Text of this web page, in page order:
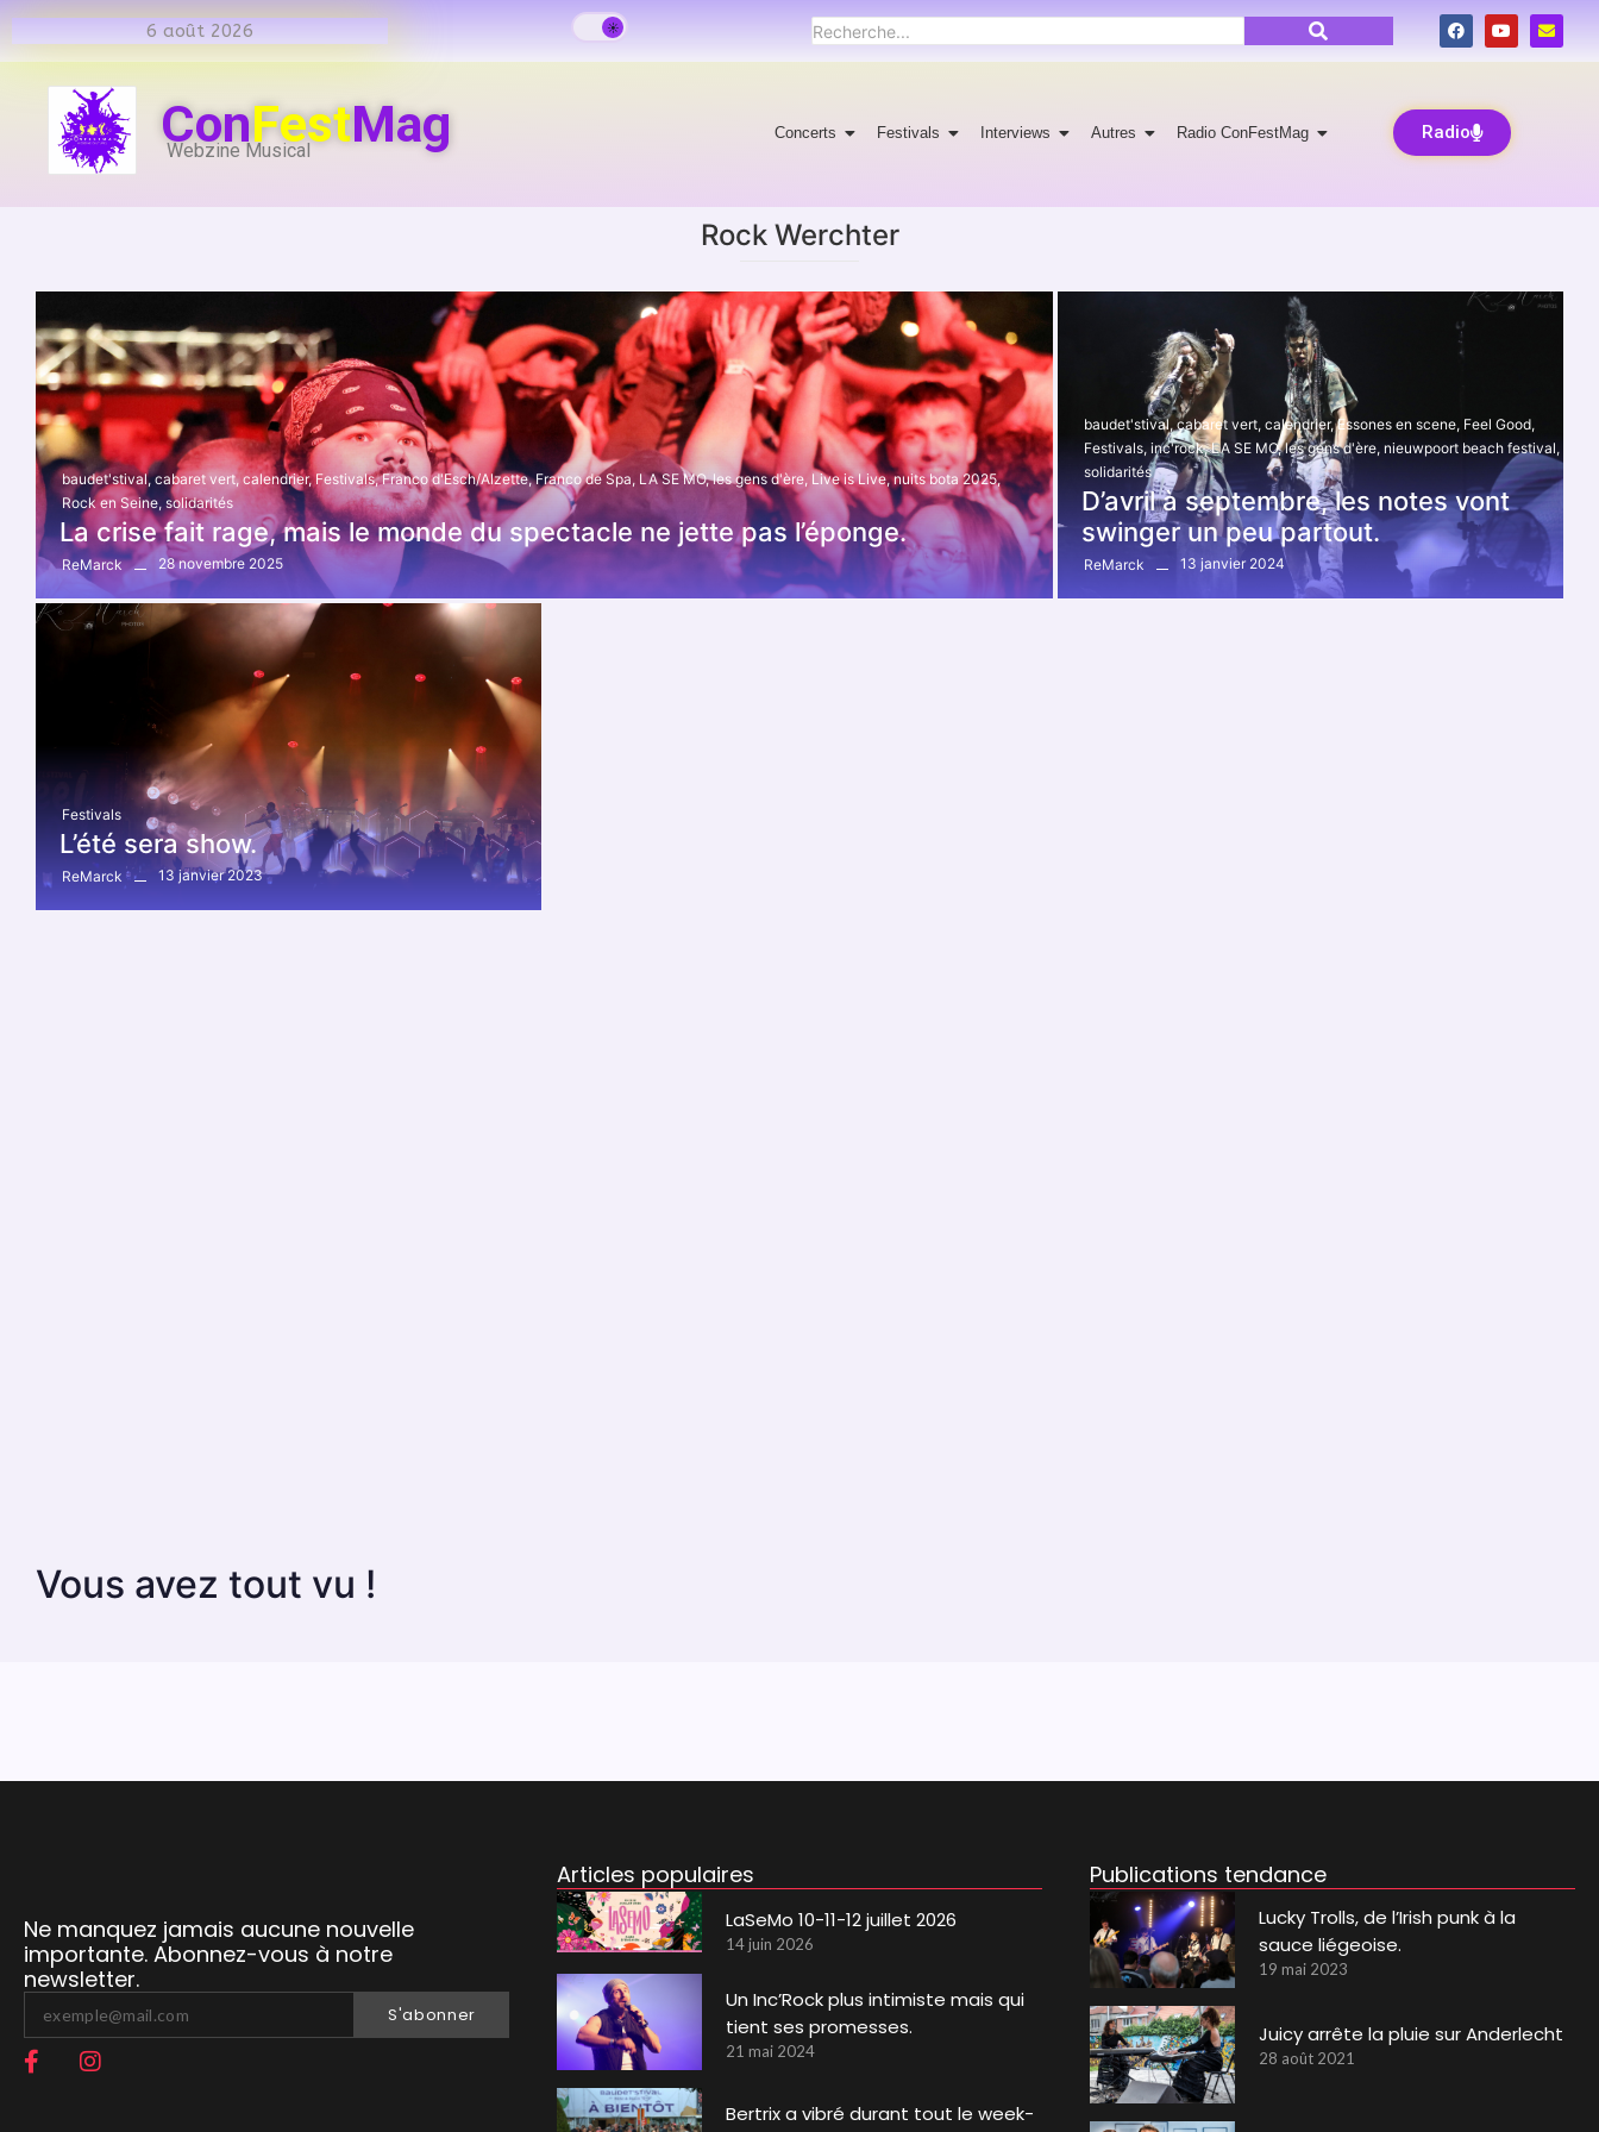
6 août 2026
ConFestMag
Webzine Musical
Concerts Festivals Interviews Autres Radio ConFestMag Radio
Rock Werchter
baudet'stival, cabaret vert, calendrier, Festivals, Franco d'Esch/Alzette, Franco de Spa, LA SE MO, les gens d'ère, Live is Live, nuits bota 2025,
Rock en Seine, solidarités
La crise fait rage, mais le monde du spectacle ne jette pas l’éponge.
ReMarck 28 novembre 2025
baudet'stival, cabaret vert, calendrier, Essones en scene, Feel Good,
Festivals, inc'rock, LA SE MO, les gens d'ère, nieuwpoort beach festival,
solidarités
D’avril à septembre, les notes vont
swinger un peu partout.
ReMarck 13 janvier 2024
Festivals
L’été sera show.
ReMarck 13 janvier 2023
Vous avez tout vu !
Ne manquez jamais aucune nouvelle
importante. Abonnez-vous à notre
newsletter.
S'abonner
Articles populaires
LaSeMo 10-11-12 juillet 2026
14 juin 2026
Un Inc’Rock plus intimiste mais qui
tient ses promesses.
21 mai 2024
Bertrix a vibré durant tout le week-
Publications tendance
Lucky Trolls, de l’Irish punk à la
sauce liégeoise.
19 mai 2023
Juicy arrête la pluie sur Anderlecht
28 août 2021